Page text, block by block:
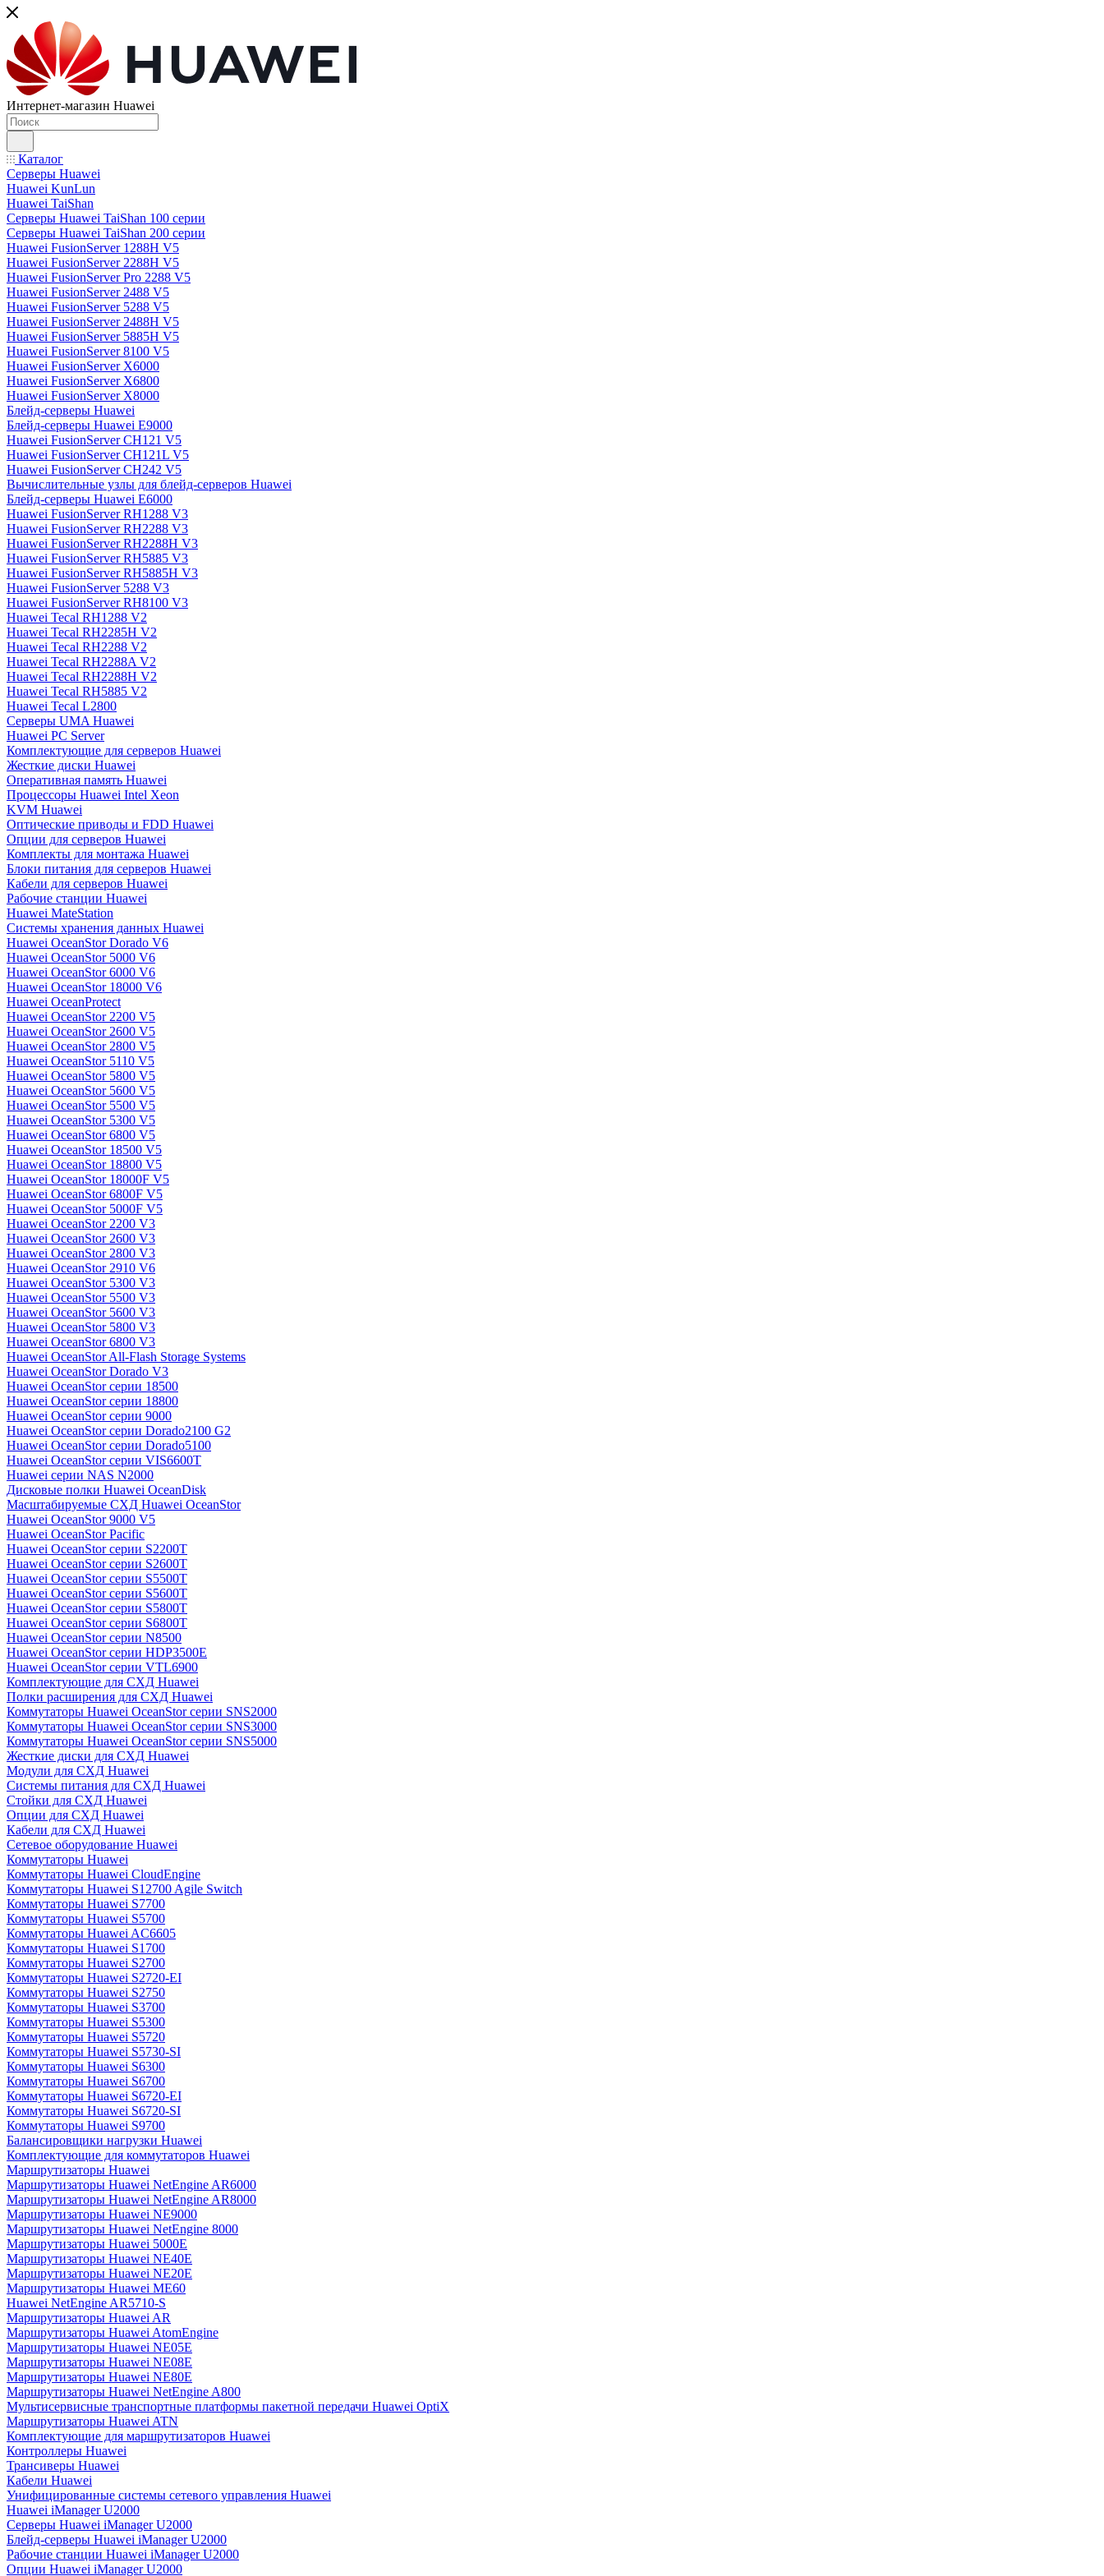
Интернет-магазин Huawei
Каталог
Серверы Huawei
Huawei KunLun
Huawei TaiShan
Серверы Huawei TaiShan 100 серии
Серверы Huawei TaiShan 200 серии
Huawei FusionServer 1288H V5
Huawei FusionServer 2288H V5
Huawei FusionServer Pro 2288 V5
Huawei FusionServer 2488 V5
Huawei FusionServer 5288 V5
Huawei FusionServer 2488H V5
Huawei FusionServer 5885H V5
Huawei FusionServer 8100 V5
Huawei FusionServer X6000
Huawei FusionServer X6800
Huawei FusionServer X8000
Блейд-серверы Huawei
Блейд-серверы Huawei E9000
Huawei FusionServer CH121 V5
Huawei FusionServer CH121L V5
Huawei FusionServer CH242 V5
Вычислительные узлы для блейд-серверов Huawei
Блейд-серверы Huawei E6000
Huawei FusionServer RH1288 V3
Huawei FusionServer RH2288 V3
Huawei FusionServer RH2288H V3
Huawei FusionServer RH5885 V3
Huawei FusionServer RH5885H V3
Huawei FusionServer 5288 V3
Huawei FusionServer RH8100 V3
Huawei Tecal RH1288 V2
Huawei Tecal RH2285H V2
Huawei Tecal RH2288 V2
Huawei Tecal RH2288A V2
Huawei Tecal RH2288H V2
Huawei Tecal RH5885 V2
Huawei Tecal L2800
Серверы UMA Huawei
Huawei PC Server
Комплектующие для серверов Huawei
Жесткие диски Huawei
Оперативная память Huawei
Процессоры Huawei Intel Xeon
KVM Huawei
Оптические приводы и FDD Huawei
Опции для серверов Huawei
Комплекты для монтажа Huawei
Блоки питания для серверов Huawei
Кабели для серверов Huawei
Рабочие станции Huawei
Huawei MateStation
Системы хранения данных Huawei
Huawei OceanStor Dorado V6
Huawei OceanStor 5000 V6
Huawei OceanStor 6000 V6
Huawei OceanStor 18000 V6
Huawei OceanProtect
Huawei OceanStor 2200 V5
Huawei OceanStor 2600 V5
Huawei OceanStor 2800 V5
Huawei OceanStor 5110 V5
Huawei OceanStor 5800 V5
Huawei OceanStor 5600 V5
Huawei OceanStor 5500 V5
Huawei OceanStor 5300 V5
Huawei OceanStor 6800 V5
Huawei OceanStor 18500 V5
Huawei OceanStor 18800 V5
Huawei OceanStor 18000F V5
Huawei OceanStor 6800F V5
Huawei OceanStor 5000F V5
Huawei OceanStor 2200 V3
Huawei OceanStor 2600 V3
Huawei OceanStor 2800 V3
Huawei OceanStor 2910 V6
Huawei OceanStor 5300 V3
Huawei OceanStor 5500 V3
Huawei OceanStor 5600 V3
Huawei OceanStor 5800 V3
Huawei OceanStor 6800 V3
Huawei OceanStor All-Flash Storage Systems
Huawei OceanStor Dorado V3
Huawei OceanStor серии 18500
Huawei OceanStor серии 18800
Huawei OceanStor серии 9000
Huawei OceanStor серии Dorado2100 G2
Huawei OceanStor серии Dorado5100
Huawei OceanStor серии VIS6600T
Huawei серии NAS N2000
Дисковые полки Huawei OceanDisk
Масштабируемые СХД Huawei OceanStor
Huawei OceanStor 9000 V5
Huawei OceanStor Pacific
Huawei OceanStor серии S2200T
Huawei OceanStor серии S2600T
Huawei OceanStor серии S5500T
Huawei OceanStor серии S5600T
Huawei OceanStor серии S5800T
Huawei OceanStor серии S6800T
Huawei OceanStor серии N8500
Huawei OceanStor серии HDP3500E
Huawei OceanStor серии VTL6900
Комплектующие для СХД Huawei
Полки расширения для СХД Huawei
Коммутаторы Huawei OceanStor серии SNS2000
Коммутаторы Huawei OceanStor серии SNS3000
Коммутаторы Huawei OceanStor серии SNS5000
Жесткие диски для СХД Huawei
Модули для СХД Huawei
Системы питания для СХД Huawei
Стойки для СХД Huawei
Опции для СХД Huawei
Кабели для СХД Huawei
Сетевое оборудование Huawei
Коммутаторы Huawei
Коммутаторы Huawei CloudEngine
Коммутаторы Huawei S12700 Agile Switch
Коммутаторы Huawei S7700
Коммутаторы Huawei S5700
Коммутаторы Huawei AC6605
Коммутаторы Huawei S1700
Коммутаторы Huawei S2700
Коммутаторы Huawei S2720-EI
Коммутаторы Huawei S2750
Коммутаторы Huawei S3700
Коммутаторы Huawei S5300
Коммутаторы Huawei S5720
Коммутаторы Huawei S5730-SI
Коммутаторы Huawei S6300
Коммутаторы Huawei S6700
Коммутаторы Huawei S6720-EI
Коммутаторы Huawei S6720-SI
Коммутаторы Huawei S9700
Балансировщики нагрузки Huawei
Комплектующие для коммутаторов Huawei
Маршрутизаторы Huawei
Маршрутизаторы Huawei NetEngine AR6000
Маршрутизаторы Huawei NetEngine AR8000
Маршрутизаторы Huawei NE9000
Маршрутизаторы Huawei NetEngine 8000
Маршрутизаторы Huawei 5000E
Маршрутизаторы Huawei NE40E
Маршрутизаторы Huawei NE20E
Маршрутизаторы Huawei ME60
Huawei NetEngine AR5710-S
Маршрутизаторы Huawei AR
Маршрутизаторы Huawei AtomEngine
Маршрутизаторы Huawei NE05E
Маршрутизаторы Huawei NE08E
Маршрутизаторы Huawei NE80E
Маршрутизаторы Huawei NetEngine A800
Мультисервисные транспортные платформы пакетной передачи Huawei OptiX
Маршрутизаторы Huawei ATN
Комплектующие для маршрутизаторов Huawei
Контроллеры Huawei
Трансиверы Huawei
Кабели Huawei
Унифицированные системы сетевого управления Huawei
Huawei iManager U2000
Серверы Huawei iManager U2000
Блейд-серверы Huawei iManager U2000
Рабочие станции Huawei iManager U2000
Опции Huawei iManager U2000